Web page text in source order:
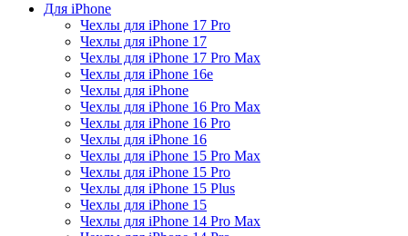
Для iPhone
Чехлы для iPhone 17 Pro
Чехлы для iPhone 17
Чехлы для iPhone 17 Pro Max
Чехлы для iPhone 16e
Чехлы для iPhone
Чехлы для iPhone 16 Pro Max
Чехлы для iPhone 16 Pro
Чехлы для iPhone 16
Чехлы для iPhone 15 Pro Max
Чехлы для iPhone 15 Pro
Чехлы для iPhone 15 Plus
Чехлы для iPhone 15
Чехлы для iPhone 14 Pro Max